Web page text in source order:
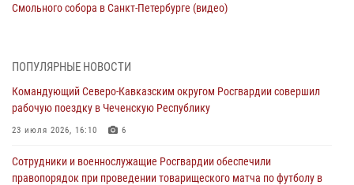
Смольного собора в Санкт-Петербурге (видео)
В Курске росгвардейцы провели занятие по основам
07 августа 2026, 11:33
Рэпер ST посетил раненых росгвардейцев в Главном военном
07 августа 2026, 11:18
ПОПУЛЯРНЫЕ НОВОСТИ
Командующий Северо-Кавказским округом Росгвардии совершил
рабочую поездку в Чеченскую Республику
23 июля 2026, 16:10 6
Сотрудники и военнослужащие Росгвардии обеспечили
правопорядок при проведении товарищеского матча по футболу в